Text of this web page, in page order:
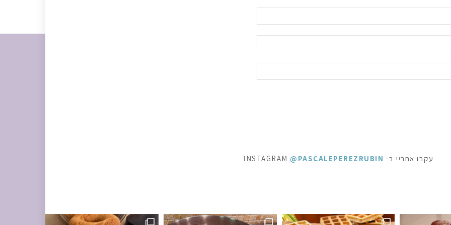
עקבו אחריי ב- INSTAGRAM @PASCALEPEREZRUBIN
שוקולד: ק
כל מילה מיותרת . סיר דגים עשיר בעשבי תיבו
אני תמיד מקפידה למלא את הצנצנות המונחות על השיש במ